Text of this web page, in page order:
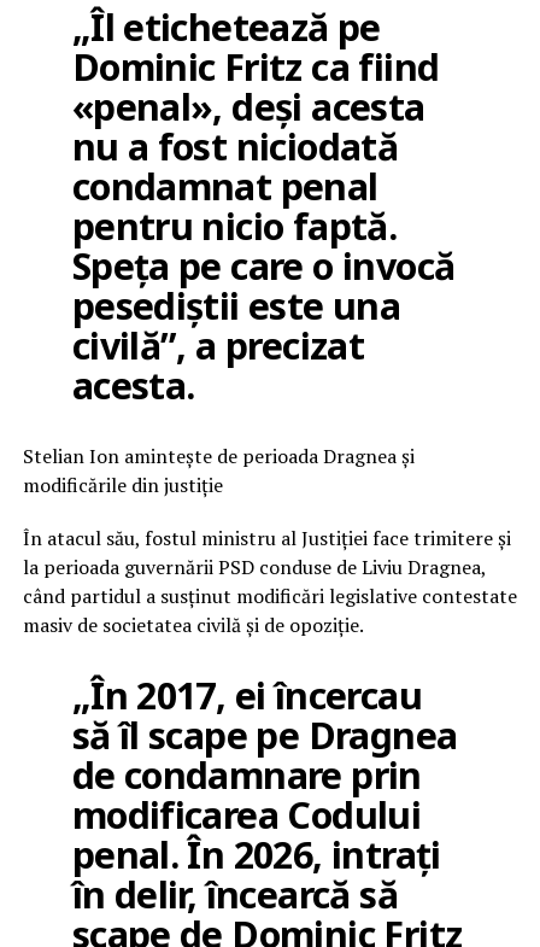
„Îl etichetează pe
Dominic Fritz ca fiind
«penal», deși acesta
nu a fost niciodată
condamnat penal
pentru nicio faptă.
Speța pe care o invocă
pesediștii este una
civilă”, a precizat
acesta.
Stelian Ion amintește de perioada Dragnea și
modificările din justiție
În atacul său, fostul ministru al Justiției face trimitere și
la perioada guvernării PSD conduse de Liviu Dragnea,
când partidul a susținut modificări legislative contestate
masiv de societatea civilă și de opoziție.
„În 2017, ei încercau
să îl scape pe Dragnea
de condamnare prin
modificarea Codului
penal. În 2026, intrați
în delir, încearcă să
scape de Dominic Fritz